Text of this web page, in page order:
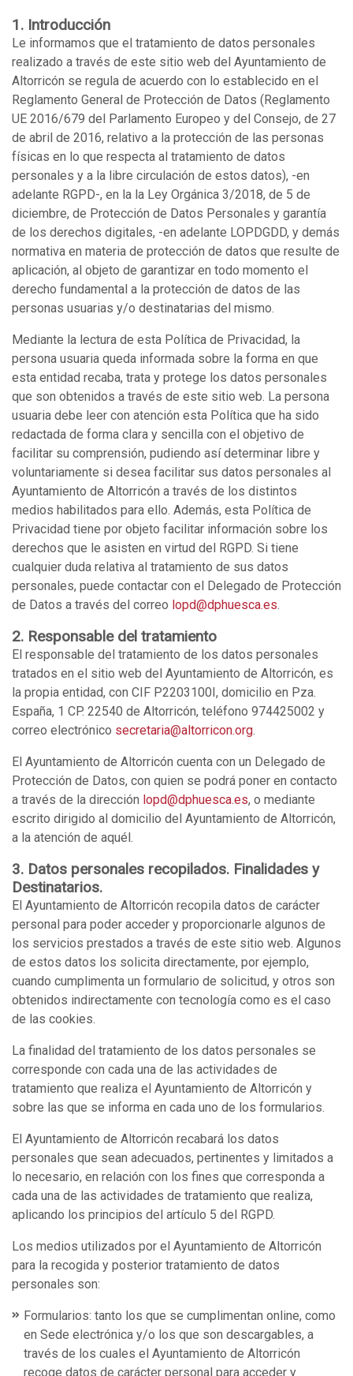
1. Introducción
Le informamos que el tratamiento de datos personales
realizado a través de este sitio web del Ayuntamiento de
Altorricón se regula de acuerdo con lo establecido en el
Reglamento General de Protección de Datos (Reglamento
UE 2016/679 del Parlamento Europeo y del Consejo, de 27
de abril de 2016, relativo a la protección de las personas
físicas en lo que respecta al tratamiento de datos
personales y a la libre circulación de estos datos), -en
adelante RGPD-, en la la Ley Orgánica 3/2018, de 5 de
diciembre, de Protección de Datos Personales y garantía
de los derechos digitales, -en adelante LOPDGDD, y demás
normativa en materia de protección de datos que resulte de
aplicación, al objeto de garantizar en todo momento el
derecho fundamental a la protección de datos de las
personas usuarias y/o destinatarias del mismo.
Mediante la lectura de esta Política de Privacidad, la
persona usuaria queda informada sobre la forma en que
esta entidad recaba, trata y protege los datos personales
que son obtenidos a través de este sitio web. La persona
usuaria debe leer con atención esta Política que ha sido
redactada de forma clara y sencilla con el objetivo de
facilitar su comprensión, pudiendo así determinar libre y
voluntariamente si desea facilitar sus datos personales al
Ayuntamiento de Altorricón a través de los distintos
medios habilitados para ello. Además, esta Política de
Privacidad tiene por objeto facilitar información sobre los
derechos que le asisten en virtud del RGPD. Si tiene
cualquier duda relativa al tratamiento de sus datos
personales, puede contactar con el Delegado de Protección
de Datos a través del correo lopd@dphuesca.es.
2. Responsable del tratamiento
El responsable del tratamiento de los datos personales
tratados en el sitio web del Ayuntamiento de Altorricón, es
la propia entidad, con CIF P2203100I, domicilio en Pza.
España, 1 CP. 22540 de Altorricón, teléfono 974425002 y
correo electrónico secretaria@altorricon.org.
El Ayuntamiento de Altorricón cuenta con un Delegado de
Protección de Datos, con quien se podrá poner en contacto
a través de la dirección lopd@dphuesca.es, o mediante
escrito dirigido al domicilio del Ayuntamiento de Altorricón,
a la atención de aquél.
3. Datos personales recopilados. Finalidades y
Destinatarios.
El Ayuntamiento de Altorricón recopila datos de carácter
personal para poder acceder y proporcionarle algunos de
los servicios prestados a través de este sitio web. Algunos
de estos datos los solicita directamente, por ejemplo,
cuando cumplimenta un formulario de solicitud, y otros son
obtenidos indirectamente con tecnología como es el caso
de las cookies.
La finalidad del tratamiento de los datos personales se
corresponde con cada una de las actividades de
tratamiento que realiza el Ayuntamiento de Altorricón y
sobre las que se informa en cada uno de los formularios.
El Ayuntamiento de Altorricón recabará los datos
personales que sean adecuados, pertinentes y limitados a
lo necesario, en relación con los fines que corresponda a
cada una de las actividades de tratamiento que realiza,
aplicando los principios del artículo 5 del RGPD.
Los medios utilizados por el Ayuntamiento de Altorricón
para la recogida y posterior tratamiento de datos
personales son:
Formularios: tanto los que se cumplimentan online, como
en Sede electrónica y/o los que son descargables, a
través de los cuales el Ayuntamiento de Altorricón
recoge datos de carácter personal para acceder y